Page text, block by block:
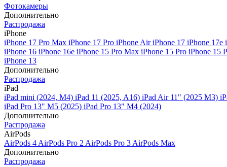
Фотокамеры
Дополнительно
Распродажа
iPhone
iPhone 17 Pro Max iPhone 17 Pro iPhone AiriPhone 17 iPhone 17e
iPhone 16 iPhone 16e iPhone 15 Pro Max iPhone 15 Pro iPhone 15
iPhone 13
Дополнительно
Распродажа
iPad
iPad mini (2024, M4) iPad 11 (2025, A16) iPad Air 11" (2025 M3)
iPad Pro 13" M5 (2025) iPad Pro 13" M4 (2024)
Дополнительно
Распродажа
AirPods
AirPods 4 AirPods Pro 2 AirPods Pro 3 AirPods Max
Дополнительно
Распродажа